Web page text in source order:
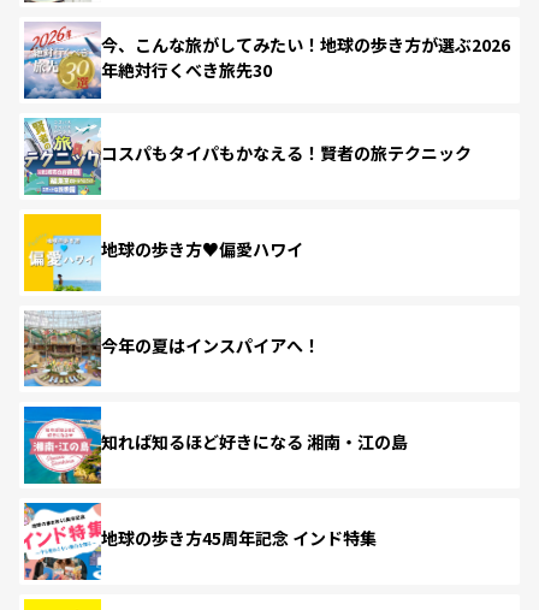
今、こんな旅がしてみたい！地球の歩き方が選ぶ2026
年絶対行くべき旅先30
コスパもタイパもかなえる！賢者の旅テクニック
地球の歩き方♥偏愛ハワイ
今年の夏はインスパイアへ！
知れば知るほど好きになる 湘南・江の島
地球の歩き方45周年記念 インド特集